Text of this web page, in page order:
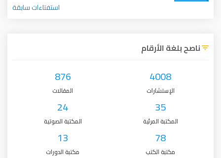
استفتاءات سابقة
ناصح بلغة الأرقام
4008
الإستشارات
876
المقالات
35
المكتبة المرئية
24
المكتبة الصوتية
78
مكتبة الكتب
13
مكتبة الدورات